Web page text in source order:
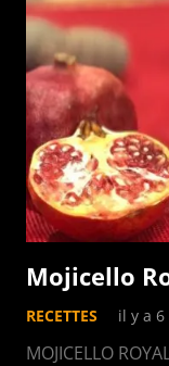
Mojicello
RECETTES il y a 6
MOJICELLO